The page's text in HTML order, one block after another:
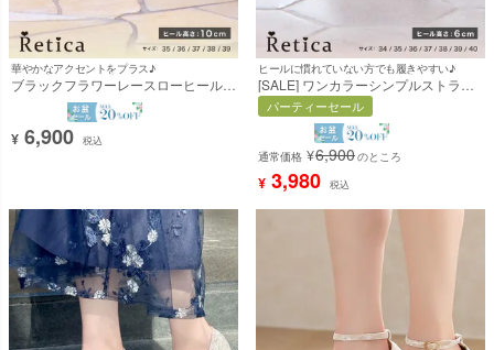
華やかなアクセントをプラス♪
ブラックフラワーレースローヒールパ
ンプス (ブラック) (10cmヒール)
[Retica/レティカ]
¥ 6,900 税込
ヒールに慣れていない方でも履きやすい♪
[SALE] ワンカラーシンプルストラッ
プローヒールパンプス (ベージュ)
(6cmヒール) [Retica/レティカ]
パーティーセール
通常価格 ¥6,900のところ
¥ 3,980 税込